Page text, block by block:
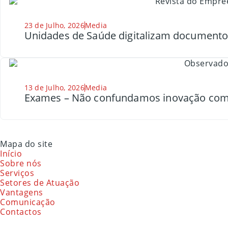
23 de Julho, 2026Media
Unidades de Saúde digitalizam
13 de Julho, 2026Media
Exames – Não confundamos inovação
Mapa do site
Início
Sobre nós
Serviços
Setores de Atuação
Vantagens
Comunicação
Contactos